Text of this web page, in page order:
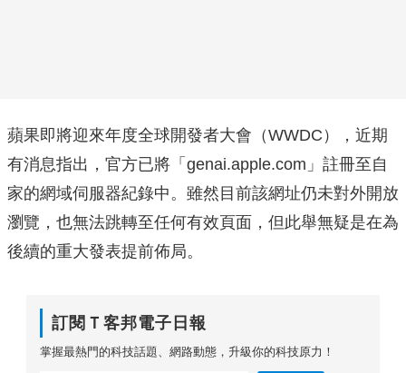
蘋果即將迎來年度全球開發者大會（WWDC），近期
有消息指出，官方已將「genai.apple.com」註冊至自
家的網域伺服器紀錄中。雖然目前該網址仍未對外開放
瀏覽，也無法跳轉至任何有效頁面，但此舉無疑是在為
後續的重大發表提前佈局。
訂閱Ｔ客邦電子日報
掌握最熱門的科技話題、網路動態，升級你的科技原力！